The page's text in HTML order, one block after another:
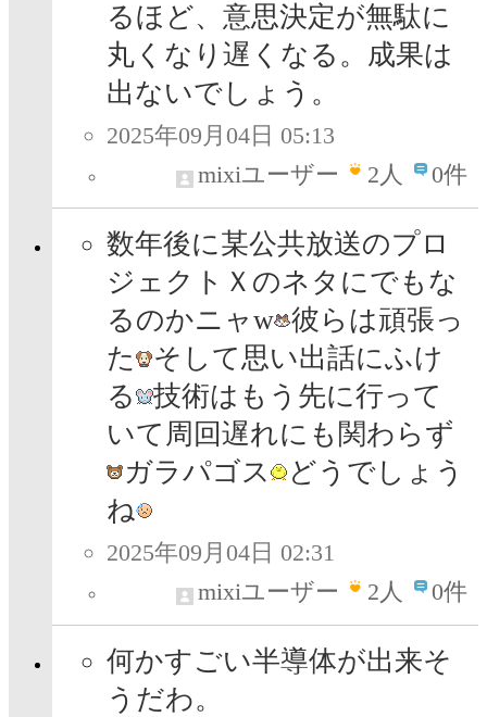
るほど、意思決定が無駄に
丸くなり遅くなる。成果は
出ないでしょう。
2025年09月04日 05:13
mixiユーザー
2人 0件
数年後に某公共放送のプロ
ジェクトＸのネタにでもな
るのかニャw 彼らは頑張っ
た
そして思い出話にふけ
る
技術はもう先に行って
いて周回遅れにも関わらず
ガラパゴス
どうでしょう
ね
2025年09月04日 02:31
mixiユーザー
2人 0件
何かすごい半導体が出来そ
うだわ。